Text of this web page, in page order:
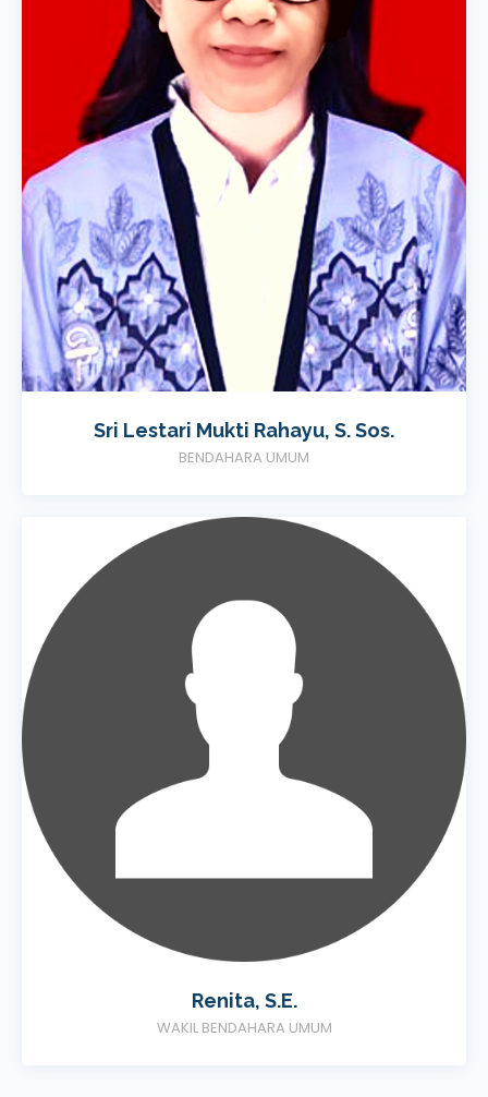
Sri Lestari Mukti Rahayu, S. Sos.
BENDAHARA UMUM
Renita, S.E.
WAKIL BENDAHARA UMUM